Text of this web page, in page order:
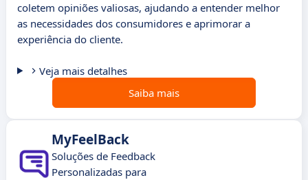
coletem opiniões valiosas, ajudando a entender melhor
as necessidades dos consumidores e aprimorar a
experiência do cliente.
Veja mais detalhes
Saiba mais
MyFeelBack
Soluções de Feedback
Personalizadas para